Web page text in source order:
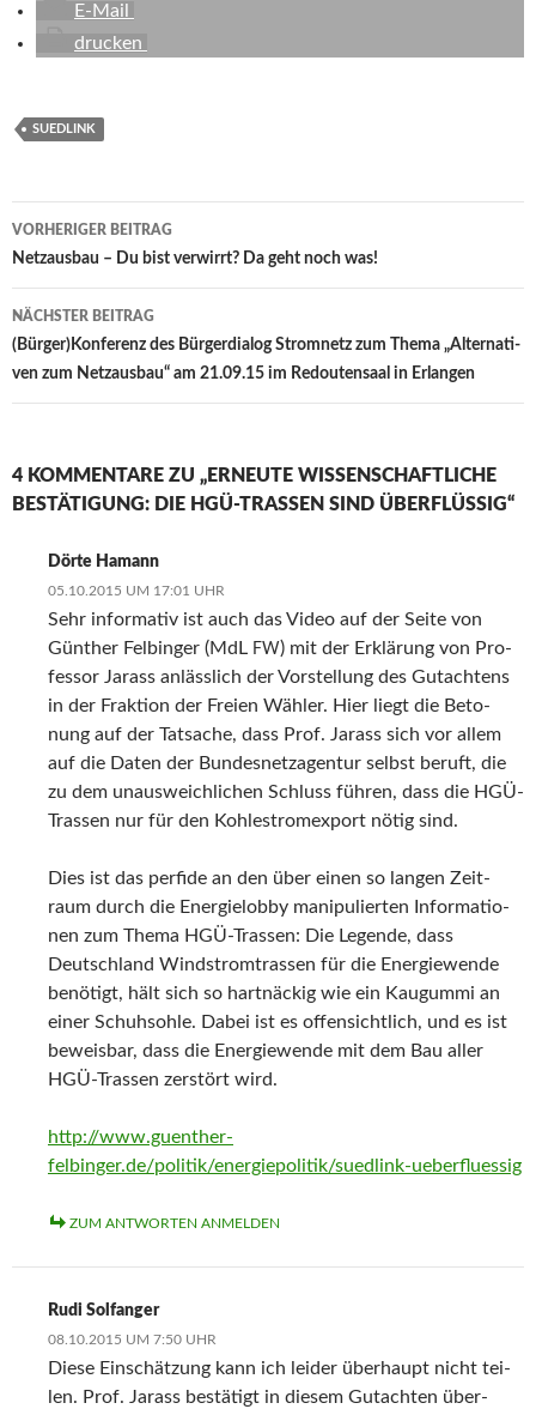
E‑Mail
dru­cken
SUEDLINK
Beitragsnavigation
VORHERIGER BEITRAG
Netz­aus­bau – Du bist ver­wirrt? Da geht noch was!
NÄCHSTER BEITRAG
(Bürger)Konferenz des Bür­ger­dia­log Strom­netz zum The­ma „Alter­na­ti­
ven zum Netz­aus­bau“ am 21.09.15 im Redou­ten­saal in Erlangen
4 KOMMENTARE ZU „ERNEU­TE WIS­SEN­SCHAFT­LI­CHE
BESTÄ­TI­GUNG: DIE HGÜ-TRAS­SEN SIND ÜBERFLÜSSIG“
Dörte Hamann
05.10.2015 UM 17:01 UHR
Sehr infor­ma­tiv ist auch das Video auf der Sei­te von
Gün­ther Fel­bin­ger (MdL FW) mit der Erklä­rung von Pro­
fes­sor Jarass anläss­lich der Vor­stel­lung des Gut­ach­tens
in der Frak­ti­on der Frei­en Wäh­ler. Hier liegt die Beto­
nung auf der Tat­sa­che, dass Prof. Jarass sich vor allem
auf die Daten der Bun­des­netz­agen­tur selbst beruft, die
zu dem unaus­weich­li­chen Schluss füh­ren, dass die HGÜ-
Tras­sen nur für den Koh­le­strom­ex­port nötig sind.
Dies ist das per­fi­de an den über einen so lan­gen Zeit­
raum durch die Ener­gie­lob­by mani­pu­lier­ten Infor­ma­tio­
nen zum The­ma HGÜ-Tras­sen: Die Legen­de, dass
Deutsch­land Wind­strom­tras­sen für die Ener­gie­wen­de
benö­tigt, hält sich so hart­nä­ckig wie ein Kau­gum­mi an
einer Schuh­soh­le. Dabei ist es offen­sicht­lich, und es ist
beweis­bar, dass die Ener­gie­wen­de mit dem Bau aller
HGÜ-Tras­sen zer­stört wird.
http://www.guenther-
felbinger.de/politik/energiepolitik/suedlink-ueberfluessig
ZUM ANTWORTEN ANMELDEN
Rudi Solfanger
08.10.2015 UM 7:50 UHR
Die­se Ein­schät­zung kann ich lei­der über­haupt nicht tei­
len. Prof. Jarass bestä­tigt in die­sem Gut­ach­ten über­